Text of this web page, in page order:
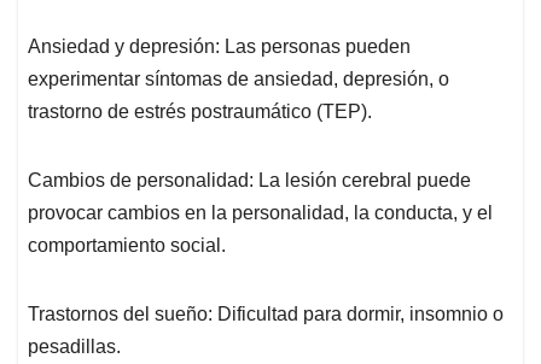
Ansiedad y depresión: Las personas pueden
experimentar síntomas de ansiedad, depresión, o
trastorno de estrés postraumático (TEP).
Cambios de personalidad: La lesión cerebral puede
provocar cambios en la personalidad, la conducta, y el
comportamiento social.
Trastornos del sueño: Dificultad para dormir, insomnio o
pesadillas.